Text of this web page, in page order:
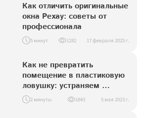
Как отличить оригинальные
окна Рехау: советы от
профессионала
5 минут 1282 17 февраля 2025 г.
Как не превратить
помещение в пластиковую
ловушку: устраняем
синдром нездорового
здания
2 минуты 1843 5 мая 2023 г.